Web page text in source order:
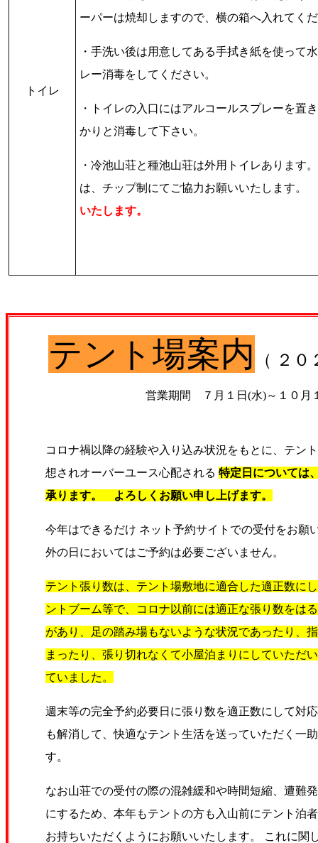
トイレ
ーパーは焼却しますので、横の箱へ入れてく
・手洗い後は用意してある手拭き紙を使って
レー消毒をしてください。
・トイレの入口にはアルコールスプレーを置
かりと消毒して下さい。
・冷池山荘と種池山荘は外用トイレあります
は、チップ制にてご協力お願いいたします。
いたします。
テント場案内 （ ２
営業期間 ７月１日 (水)～ １０月
コロナ禍以降の経験や入り込み状況をもとに、テン
想されオーバーユース心配される 特定日については
承ります。 よろしくお願い申し上げます。
今年はできるだけ ネット予約サイトでの受付をお願
外の日においてはご予約は必要ございません。
テント張り数は、テント場敷地に適合した適正数に
ントブーム等で、コロナ以前には適正な張り数をは
があり、足の踏み場もないような状況であったり、
まったり、張り切れなくて小屋泊まりにしていただ
ていました。
週末等の完全予約必要日に張り数を適正数にして対
も解消して、快適なテント生活を送っていただく一
す。
なお山荘での受付の際の混雑緩和や時間短縮、遭難
にするため、本年もテントの方も入山前にテント泊
お持ちいただくようにお願いいたします。 これに関